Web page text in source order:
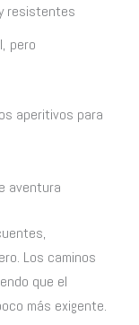
resistentes
pero
aperitivos para
aventura
Los caminos
que el
más exigente.